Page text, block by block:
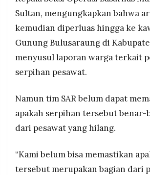
Sultan, mengungkapkan bahwa
kemudian diperluas hingga ke
Gunung Bulusaraung di
menyusul laporan warga terkait
serpihan pesawat.
Namun tim SAR belum dapat
apakah serpihan tersebut benar-
dari pesawat yang hilang.
“Kami belum bisa memastikan
tersebut merupakan bagian dari